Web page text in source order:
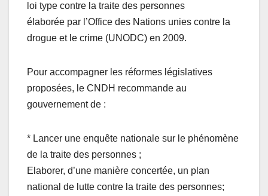
loi type contre la traite des personnes
élaborée par l’Office des Nations unies contre la
drogue et le crime (UNODC) en 2009.
Pour accompagner les réformes législatives
proposées, le CNDH recommande au
gouvernement de :
* Lancer une enquête nationale sur le phénomène
de la traite des personnes ;
Elaborer, d’une manière concertée, un plan
national de lutte contre la traite des personnes;